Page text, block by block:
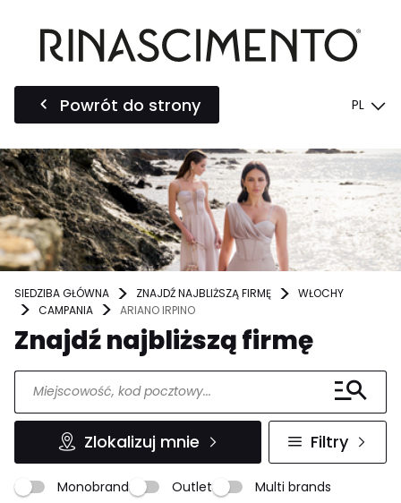
Powrót do strony PL
SIEDZIBA GŁÓWNA ZNAJDŹ NAJBLIŻSZĄ FIRMĘ
WŁOCHY
CAMPANIA
ARIANO IRPINO
Znajdź najbliższą firmę
Zlokalizuj mnie Filtry
Monobrand Outlet Multi brands